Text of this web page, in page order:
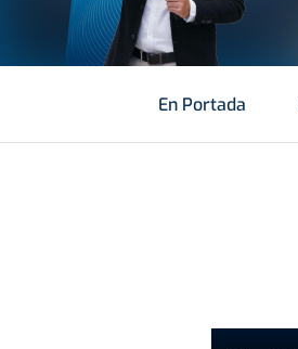
En Portada